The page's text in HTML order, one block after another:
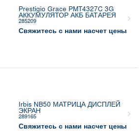
Prestigio Grace PMT4327C 3G
АККУМУЛЯТОР АКБ БАТАРЕЯ
285209
Свяжитесь с нами насчет цены
Irbis NB50 МАТРИЦА ДИСПЛЕЙ
ЭКРАН
289165
Свяжитесь с нами насчет цены